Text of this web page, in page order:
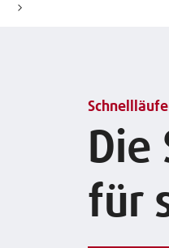
Die
für